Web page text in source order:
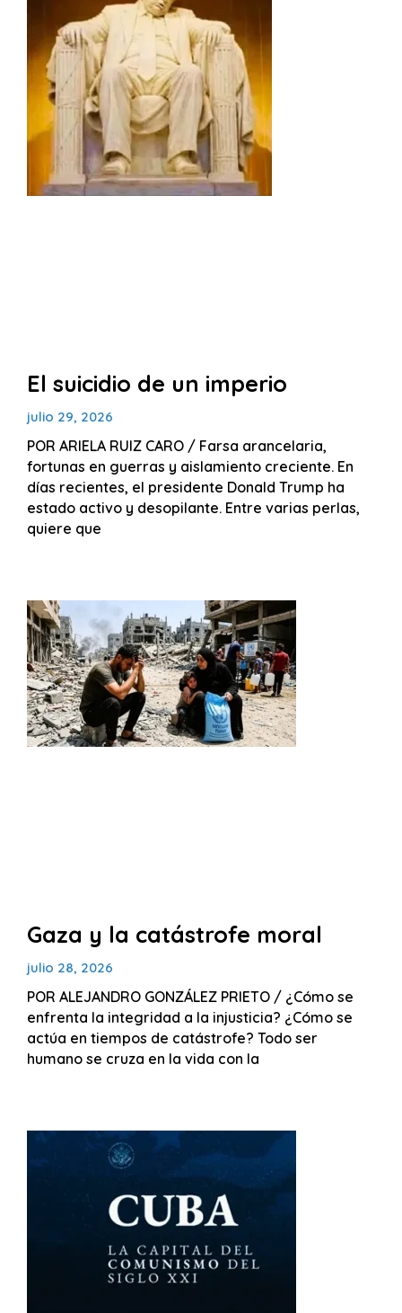
El suicidio de un imperio
julio 29, 2026
POR ARIELA RUIZ CARO / Farsa arancelaria,
fortunas en guerras y aislamiento creciente. En
días recientes, el presidente Donald Trump ha
estado activo y desopilante. Entre varias perlas,
quiere que
Gaza y la catástrofe moral
julio 28, 2026
POR ALEJANDRO GONZÁLEZ PRIETO / ¿Cómo se
enfrenta la integridad a la injusticia? ¿Cómo se
actúa en tiempos de catástrofe? Todo ser
humano se cruza en la vida con la